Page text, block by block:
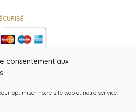
consentement aux
optimiser notre site web et notre service.
sont effectuées